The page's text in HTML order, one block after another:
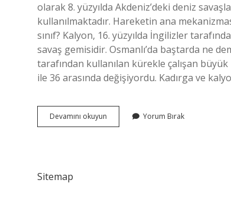
olarak 8. yüzyılda Akdeniz’deki deniz
kullanılmaktadır. Hareketin ana
sınıf? Kalyon, 16. yüzyılda İngilizler
savaş gemisidir. Osmanlı’da baştarda ne
tarafından kullanılan kürekle çalışan
ile 36 arasında değişiyordu. Kadırga ve
Devamını okuyun
Çektiri
Yorum Bırak
Sitemap